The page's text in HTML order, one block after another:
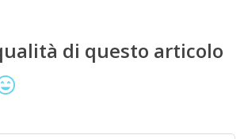
di questo articolo